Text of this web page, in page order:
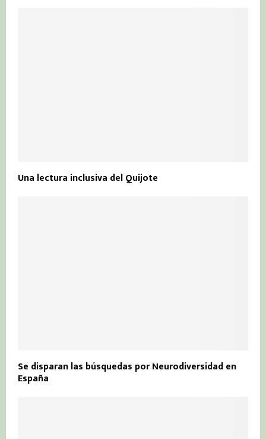
Una lectura inclusiva del Quijote
Se disparan las búsquedas por Neurodiversidad en
España